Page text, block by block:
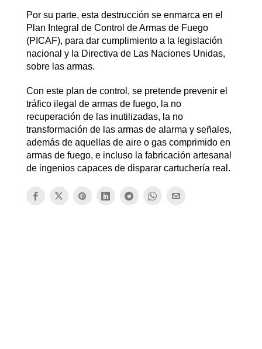
Por su parte, esta destrucción se enmarca en el
Plan Integral de Control de Armas de Fuego
(PICAF), para dar cumplimiento a la legislación
nacional y la Directiva de Las Naciones Unidas,
sobre las armas.
Con este plan de control, se pretende prevenir el
tráfico ilegal de armas de fuego, la no
recuperación de las inutilizadas, la no
transformación de las armas de alarma y señales,
además de aquellas de aire o gas comprimido en
armas de fuego, e incluso la fabricación artesanal
de ingenios capaces de disparar cartuchería real.